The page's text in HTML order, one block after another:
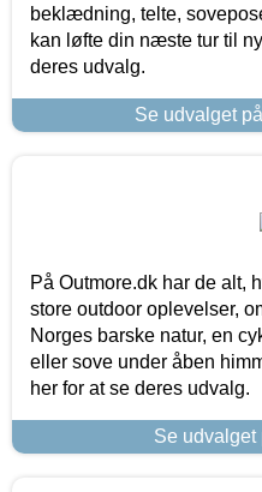
beklædning, telte,
kan løfte din næste tur til
deres udvalg.
Se udvalget
På Outmore.dk har de alt,
store outdoor oplevelser,
Norges barske natur, en
eller sove under åben
her for at se deres udvalg.
Se udvalget